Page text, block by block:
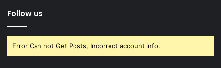
Follow us
Error Can not Get Posts, Incorrect account info.